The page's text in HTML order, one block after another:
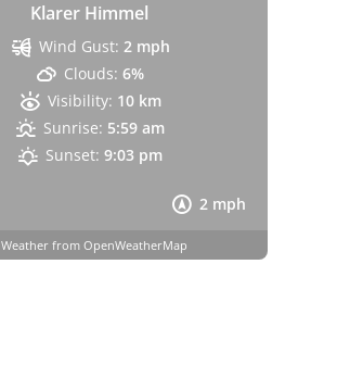
Klarer Himmel
2 mph
Wind Gust: 2 mph
Clouds: 6%
Visibility: 10 km
Sunrise: 5:59 am
Sunset: 9:03 pm
Weather from OpenWeatherMap